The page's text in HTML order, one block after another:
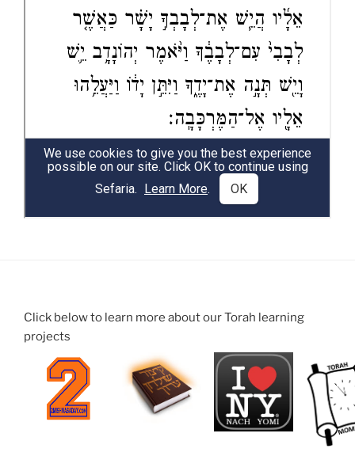
Click below to learn more about our Torah learning
projects